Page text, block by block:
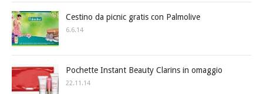
Cestino da picnic gratis con Palmolive
6.6.14
Pochette Instant Beauty Clarins in omaggio
22.11.14